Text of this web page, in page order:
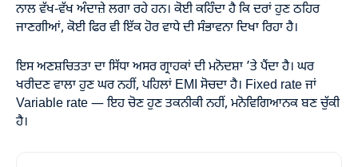
ਨਾਲ ਵੱਖ-ਵੱਖ ਅੰਦਾਜ਼ੇ ਲਗਾ ਰਹੇ ਹਨ। ਕੋਈ ਕਹਿੰਦਾ ਹੈ ਕਿ ਦਰਾਂ ਹੁਣ ਠਹਿਰ
ਜਾਣਗੀਆਂ, ਕੋਈ ਫਿਰ ਵੀ ਇੱਕ ਹੋਰ ਵਾਧੇ ਦੀ ਸੰਭਾਵਨਾ ਦਿਖਾ ਰਿਹਾ ਹੈ।
ਇਸ ਅਣਸ਼ਚਿਤਤਾ ਦਾ ਸਿੱਧਾ ਅਸਰ ਗ੍ਰਾਹਕਾਂ ਦੀ ਮਨੋਦਸ਼ਾ ’ਤੇ ਪੈਂਦਾ ਹੈ। ਘਰ
ਖਰੀਦਣ ਵਾਲਾ ਹੁਣ ਘਰ ਨਹੀਂ, ਪਹਿਲਾਂ EMI ਸੋਚਦਾ ਹੈ। Fixed rate ਜਾਂ
Variable rate — ਇਹ ਚੋਣ ਹੁਣ ਤਕਨੀਕੀ ਨਹੀਂ, ਮਨੋਵਿਗਿਆਨਕ ਬਣ ਚੁੱਕੀ
ਹੈ।